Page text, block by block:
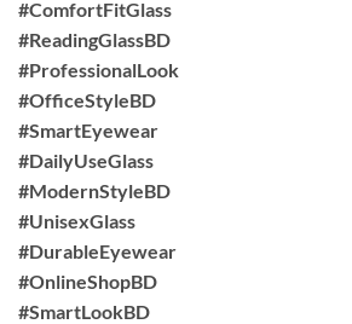
#ComfortFitGlass
#ReadingGlassBD
#ProfessionalLook
#OfficeStyleBD
#SmartEyewear
#DailyUseGlass
#ModernStyleBD
#UnisexGlass
#DurableEyewear
#OnlineShopBD
#SmartLookBD